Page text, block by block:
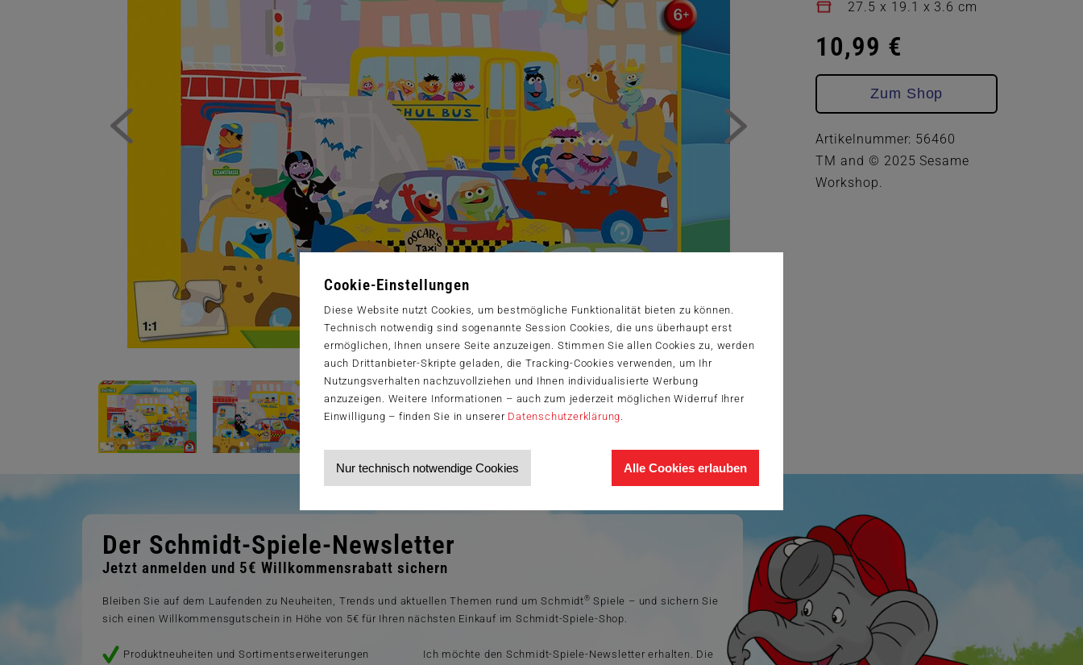
Cookie-Einstellungen
Diese Website nutzt Cookies, um bestmögliche Funktionalität bieten zu können.
Technisch notwendig sind sogenannte Session Cookies, die uns überhaupt erst
ermöglichen, Ihnen unsere Seite anzuzeigen. Stimmen Sie allen Cookies zu, werden
auch Drittanbieter-Skripte geladen, die Tracking-Cookies verwenden, um Ihr
Nutzungsverhalten nachzuvollziehen und Ihnen individualisierte Werbung
anzuzeigen. Weitere Informationen – auch zum jederzeit möglichen Widerruf Ihrer
Einwilligung – finden Sie in unserer Datenschutzerklärung
Nur technisch notwendige Cookies Alle Cookies erlauben
27.5 x 19.1 x 3.6 cm
10,99 €
Zum Shop
Artikelnummer: 56460
TM and © 2025 Sesame
Workshop.
Der Schmidt-Spiele-Newsletter
Jetzt anmelden und 5€ Willkommensrabatt sichern
Bleiben Sie auf dem Laufenden zu Neuheiten, Trends und aktuellen Themen rund um Schmidt® Spiele – und sichern Sie
sich einen Willkommensgutschein in Höhe von 5€ für Ihren nächsten Einkauf im Schmidt-Spiele-Shop.
Produktneuheiten und Sortimentserweiterungen
Ich möchte den Schmidt-Spiele-Newsletter erhalten. Die